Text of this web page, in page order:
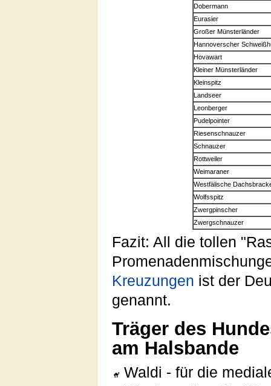
Dobermann
Eurasier
Großer Münsterländer
Hannoverscher
Hovawart
Kleiner Münsterländer
Kleinspitz
Landseer
Leonberger
Pudelpointer
Riesenschnauzer
Schnauzer
Rottweiler
Weimaraner
Westfälische
Wolfsspitz
Zwergpinscher
Zwergschnauzer
Fazit: All die tollen
Kreuzungen ist der
genannt.
Träger des
am Halsbande
Waldi - für die